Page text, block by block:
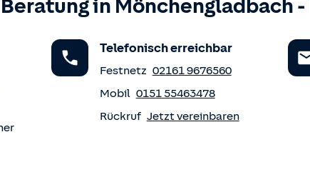
in Mönchengladbach -
Telefonisch erreichbar
Festnetz 02161 9676560
Mobil 0151 55463478
Rückruf Jetzt vereinbaren